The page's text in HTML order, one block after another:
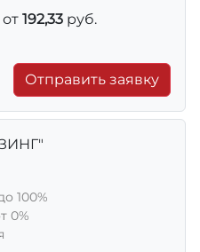
192,33 руб.
Отправить заявку
100%
0%